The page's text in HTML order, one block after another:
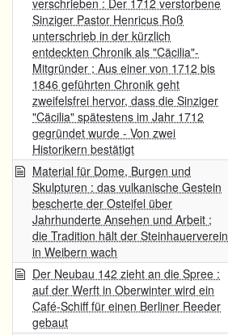
verschrieben : Der 1712 verstorbene
Sinziger Pastor Henricus Roß
unterschrieb in der kürzlich
entdeckten Chronik als "Cäcilia"-
Mitgründer ; Aus einer von 1712 bis
1846 geführten Chronik geht
zweifelsfrei hervor, dass die Sinziger
"Cäcilia" spätestens im Jahr 1712
gegründet wurde - Von zwei
Historikern bestätigt
Material für Dome, Burgen und
Skulpturen : das vulkanische Gestein
bescherte der Osteifel über
Jahrhunderte Ansehen und Arbeit ;
die Tradition hält der Steinhauerverein
in Weibern wach
Der Neubau 142 zieht an die Spree :
auf der Werft in Oberwinter wird ein
Café-Schiff für einen Berliner Reeder
gebaut